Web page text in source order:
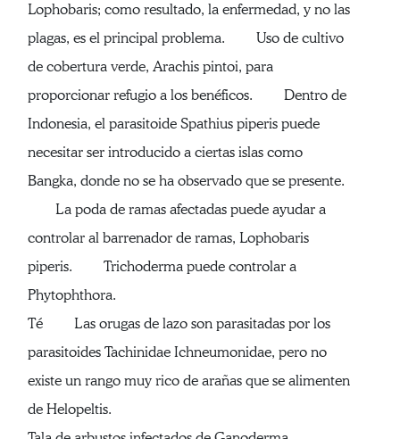
Lophobaris; como resultado, la enfermedad, y no las
plagas, es el principal problema. Uso de cultivo
de cobertura verde, Arachis pintoi, para
proporcionar refugio a los benéficos. Dentro de
Indonesia, el parasitoide Spathius piperis puede
necesitar ser introducido a ciertas islas como
Bangka, donde no se ha observado que se presente.
La poda de ramas afectadas puede ayudar a
controlar al barrenador de ramas, Lophobaris
piperis. Trichoderma puede controlar a
Phytophthora.
Té Las orugas de lazo son parasitadas por los
parasitoides Tachinidae Ichneumonidae, pero no
existe un rango muy rico de arañas que se alimenten
de Helopeltis.